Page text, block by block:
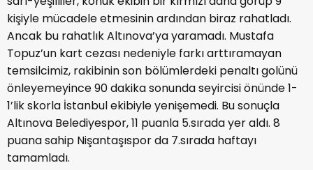
kişiyle mücadele etmesinin ardından biraz rahatladı.
Ancak bu rahatlık Altınova’ya yaramadı. Mustafa
Topuz’un kart cezası nedeniyle farkı arttıramayan
temsilcimiz, rakibinin son bölümlerdeki penaltı golünü
önleyemeyince 90 dakika sonunda seyircisi önünde 1-
1’lik skorla İstanbul ekibiyle yenişemedi. Bu sonuçla
Altınova Belediyespor, 11 puanla 5.sırada yer aldı. 8
puana sahip Nişantaşıspor da 7.sırada haftayı
tamamladı.